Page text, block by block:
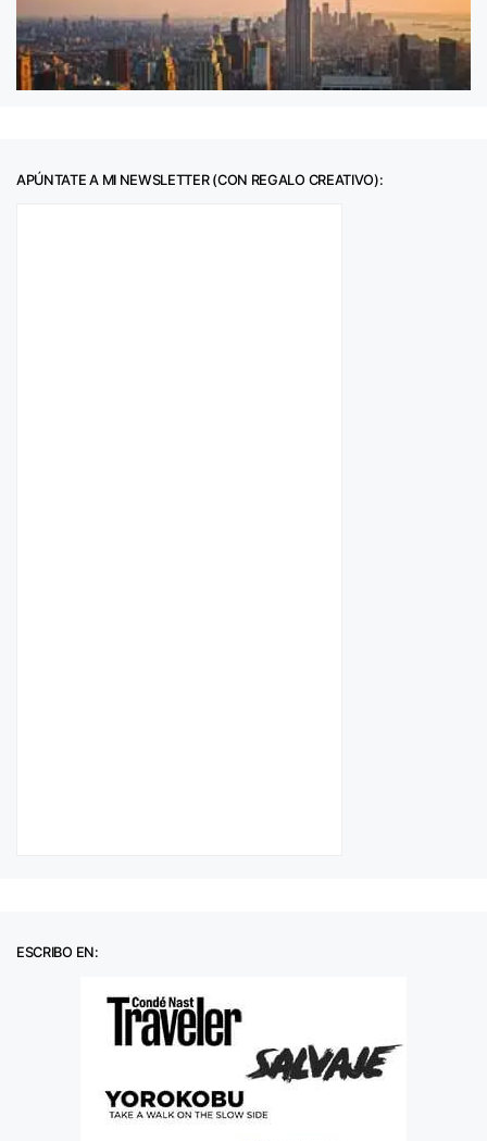
APÚNTATE A MI NEWSLETTER (CON REGALO CREATIVO):
ESCRIBO EN: